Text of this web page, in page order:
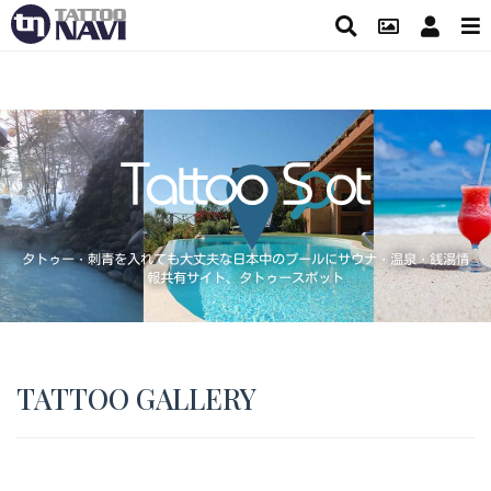
タトゥー・刺青を入れても大丈夫な日本中のプールにサウナ・温泉・銭湯情
報共有サイト、タトゥースポット
TATTOO GALLERY